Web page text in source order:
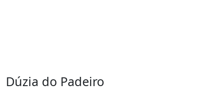
Dúzia do Padeiro